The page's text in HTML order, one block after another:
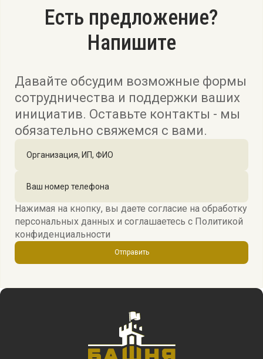
Есть предложение?
Напишите
Давайте обсудим возможные формы
сотрудничества и поддержки ваших
инициатив. Оставьте контакты - мы
обязательно свяжемся с вами.
Нажимая на кнопку, вы даете согласие на обработку
персональных данных и соглашаетесь c Политикой
конфиденциальности
Отправить